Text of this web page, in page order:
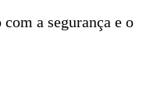
a segurança e o